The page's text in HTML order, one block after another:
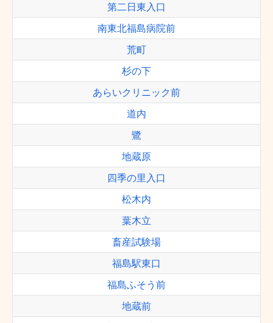
第二日東入口
南東北福島病院前
荒町
杉の下
あらいクリニック前
道内
鷺
地蔵原
四季の里入口
松木内
葉木立
畜産試験場
福島駅東口
福島ふそう前
地蔵前